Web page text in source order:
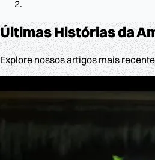
Últimas Históriasda
Explore nossos artigos mais